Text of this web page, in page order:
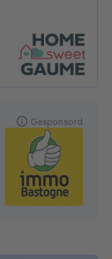
Gesponsord